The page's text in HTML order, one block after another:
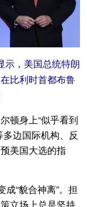
示，美国总统特朗
比利时首都布鲁
顿身上“似乎看到
边国际机构、反
美国大选的指
“貌合神离”。担
立场上总是坚持